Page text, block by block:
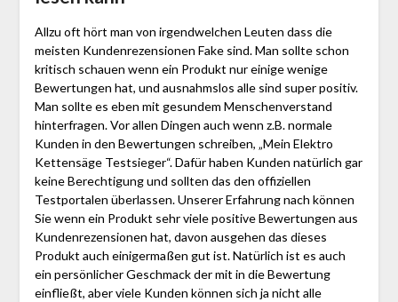
Allzu oft hört man von irgendwelchen Leuten dass die
meisten Kundenrezensionen Fake sind. Man sollte schon
kritisch schauen wenn ein Produkt nur einige wenige
Bewertungen hat, und ausnahmslos alle sind super positiv.
Man sollte es eben mit gesundem Menschenverstand
hinterfragen. Vor allen Dingen auch wenn z.B. normale
Kunden in den Bewertungen schreiben, „Mein Elektro
Kettensäge Testsieger“. Dafür haben Kunden natürlich gar
keine Berechtigung und sollten das den offiziellen
Testportalen überlassen. Unserer Erfahrung nach können
Sie wenn ein Produkt sehr viele positive Bewertungen aus
Kundenrezensionen hat, davon ausgehen das dieses
Produkt auch einigermaßen gut ist. Natürlich ist es auch
ein persönlicher Geschmack der mit in die Bewertung
einfließt, aber viele Kunden können sich ja nicht alle